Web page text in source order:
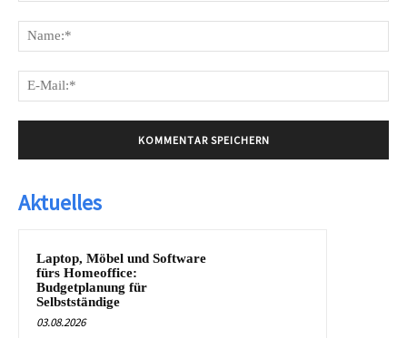
Aktuelles
Laptop, Möbel und Software
fürs Homeoffice:
Budgetplanung für
Selbstständige
03.08.2026